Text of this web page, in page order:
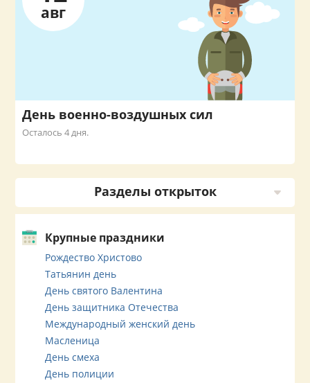
авг
День военно-воздушных сил
Осталось 4 дня.
Разделы открыток
Крупные праздники
Рождество Христово
Татьянин день
День святого Валентина
День защитника Отечества
Международный женский день
Масленица
День смеха
День полиции